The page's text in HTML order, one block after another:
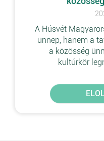
A Húsvét
ünnep, hanem a
a közösség
kultúrkör